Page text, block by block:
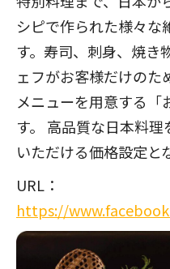
シピで作られた様々な
す。寿司、刺身、焼き
ェフがお客様だけのた
メニューを用意する「
す。 高品質な日本料
いただける価格設定と
URL：
https://